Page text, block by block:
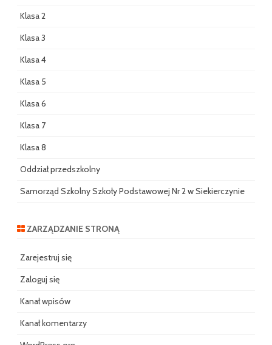
Klasa 2
Klasa 3
Klasa 4
Klasa 5
Klasa 6
Klasa 7
Klasa 8
Oddział przedszkolny
Samorząd Szkolny Szkoły Podstawowej Nr 2 w Siekierczynie
ZARZĄDZANIE STRONĄ
Zarejestruj się
Zaloguj się
Kanał wpisów
Kanał komentarzy